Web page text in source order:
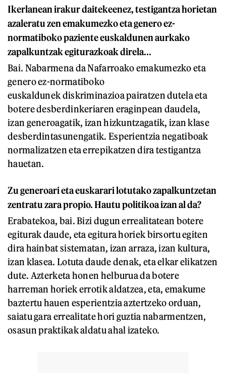
Ikerlanean irakur daitekeenez, testigantza horietan
azaleratu zenemakumezko etagenero ez-
normatiboko paziente euskaldunen aurkako
zapalkuntzak egiturazkoak direla...
Bai. Nabarmena da Nafarroako emakumezko eta
genero ez-normatiboko
euskaldunek diskriminazioa pairatzen dutela eta
botere desberdinkeriaren eraginpean daudela,
izan generoagatik, izan hizkuntzagatik, izan klase
desberdintasunengatik. Esperientzia negatiboak
normalizatzen eta errepikatzen dira testigantza
hauetan.
Zu generoari eta euskarari lotutako zapalkuntzetan
zentratu zara propio. Hautu politikoa izan al da?
Erabatekoa, bai. Bizi dugun errealitatean botere
egiturak daude, eta egitura horiek birsortu egiten
dira hainbat sistematan, izan arraza, izan kultura,
izan klasea. Lotuta daude denak, eta elkar elikatzen
dute. Azterketa honen helburua da botere
harreman horiek errotik aldatzea, eta, emakume
baztertu hauen esperientzia aztertzeko orduan,
saiatu gara errealitate hori guztia nabarmentzen,
osasun praktikak aldatu ahal izateko.